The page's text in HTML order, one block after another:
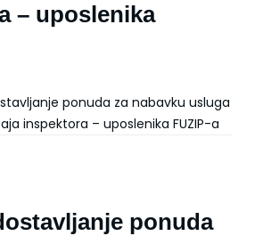
– uposlenika
ponuda za nabavku usluga
inspektora – uposlenika FUZIP-a
ponuda